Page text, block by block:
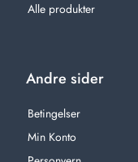
Alle produkter
Andre sider
Betingelser
Min Konto